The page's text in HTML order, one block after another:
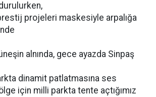
projeleri maskesiyle arpalığa
alnında, gece ayazda Sinpaş
dinamit patlatmasına ses
için milli parkta tente açtığımız